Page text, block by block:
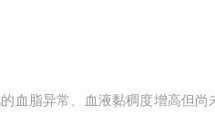
血脂异常、血液黏稠度增高但尚